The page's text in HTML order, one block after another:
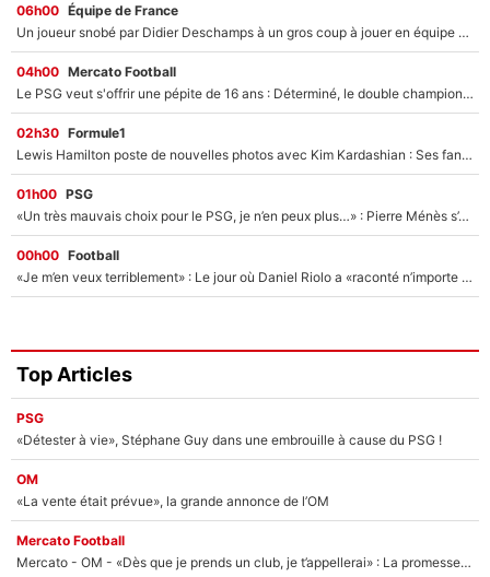
06h00 Équipe de France
Un joueur snobé par Didier Deschamps à un gros coup à jouer en équipe de France : Zinedine Zidane a trouvé son numéro 9 ?
04h00 Mercato Football
Le PSG veut s'offrir une pépite de 16 ans : Déterminé, le double champion d'Europe en titre est prêt à lâcher 40M€ pour celui que l'on compare déjà à Vinicius Jr !
02h30 Formule1
Lewis Hamilton poste de nouvelles photos avec Kim Kardashian : Ses fans le voient déjà redevenir champion du monde de F1 grâce à elle !
01h00 PSG
«Un très mauvais choix pour le PSG, je n’en peux plus…» : Pierre Ménès s’est complètement trompé avec Luis Enrique et ces déclarations le prouvent !
00h00 Football
«Je m’en veux terriblement» : Le jour où Daniel Riolo a «raconté n’importe quoi» dans l'After Foot !
Top Articles
PSG
«Détester à vie», Stéphane Guy dans une embrouille à cause du PSG !
OM
«La vente était prévue», la grande annonce de l’OM
Mercato Football
Mercato - OM - «Dès que je prends un club, je t’appellerai» : La promesse de Marcelino au moment de claquer la porte